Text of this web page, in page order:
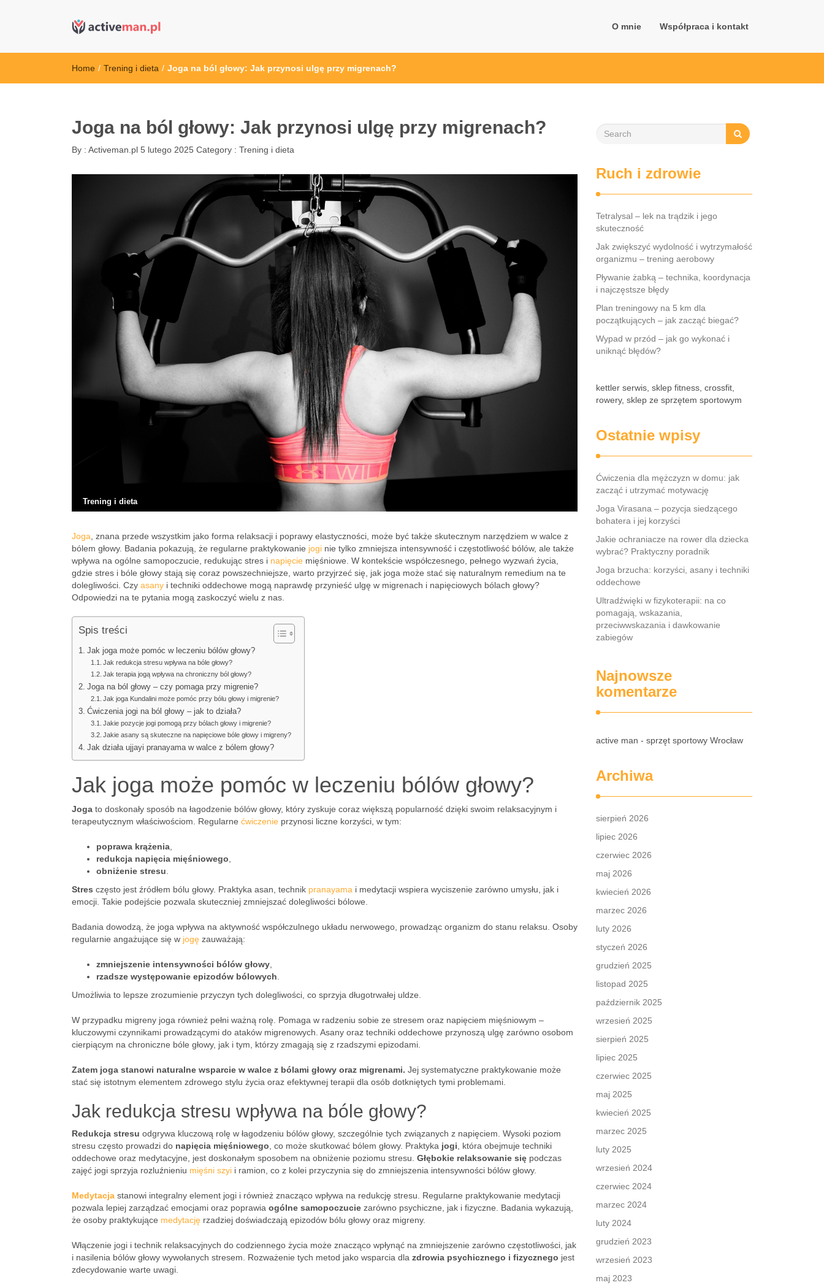
kettler serwis, sklep fitness, crossfit, rowery, sklep ze sprzętem sportowym
O mnie Współpraca i kontakt
Home / Trening i dieta / Joga na ból głowy: Jak przynosi ulgę przy migrenach?
Joga na ból głowy: Jak przynosi ulgę przy migrenach?
By : Activeman.pl 5 lutego 2025 Category : Trening i dieta
Trening i dieta
Joga , znana przede wszystkim jako forma relaksacji i poprawy elastyczności, może być także skutecznym narzędziem w walce z
bólem głowy. Badania pokazują, że regularne praktykowanie jogi nie tylko zmniejsza intensywność i częstotliwość bólów, ale także
wpływa na ogólne samopoczucie, redukując stres i napięcie mięśniowe. W kontekście współczesnego, pełnego wyzwań życia,
gdzie stres i bóle głowy stają się coraz powszechniejsze, warto przyjrzeć się, jak joga może stać się naturalnym remedium na te
dolegliwości. Czy asany i techniki oddechowe mogą naprawdę przynieść ulgę w migrenach i napięciowych bólach głowy?
Odpowiedzi na te pytania mogą zaskoczyć wielu z nas.
Spis treści
Jak joga może pomóc w leczeniu bólów głowy?
Jak redukcja stresu wpływa na bóle głowy?
Jak terapia jogą wpływa na chroniczny ból głowy?
Joga na ból głowy – czy pomaga przy migrenie?
Jak joga Kundalini może pomóc przy bólu głowy i migrenie?
Ćwiczenia jogi na ból głowy – jak to działa?
Jakie pozycje jogi pomogą przy bólach głowy i migrenie?
Jakie asany są skuteczne na napięciowe bóle głowy i migreny?
Jak działa ujjayi pranayama w walce z bólem głowy?
Jak joga może pomóc w leczeniu bólów głowy?
Joga to doskonały sposób na łagodzenie bólów głowy, który zyskuje coraz większą popularność dzięki swoim relaksacyjnym i
terapeutycznym właściwościom. Regularne ćwiczenie przynosi liczne korzyści, w tym:
poprawa krążenia
redukcja napięcia mięśniowego
obniżenie stresu
Stres często jest źródłem bólu głowy. Praktyka asan, technik pranayama i medytacji wspiera wyciszenie zarówno umysłu, jak i
emocji. Takie podejście pozwala skuteczniej zmniejszać dolegliwości bólowe.
Badania dowodzą, że joga wpływa na aktywność współczulnego układu nerwowego, prowadząc organizm do stanu relaksu. Osoby
regularnie angażujące się w jogę zauważają:
zmniejszenie intensywności bólów głowy
rzadsze występowanie epizodów bólowych
Umożliwia to lepsze zrozumienie przyczyn tych dolegliwości, co sprzyja długotrwałej uldze.
W przypadku migreny joga również pełni ważną rolę. Pomaga w radzeniu sobie ze stresem oraz napięciem mięśniowym –
kluczowymi czynnikami prowadzącymi do ataków migrenowych. Asany oraz techniki oddechowe przynoszą ulgę zarówno osobom
cierpiącym na chroniczne bóle głowy, jak i tym, którzy zmagają się z rzadszymi epizodami.
Zatem joga stanowi naturalne wsparcie w walce z bólami głowy oraz migrenami. Jej systematyczne praktykowanie może
stać się istotnym elementem zdrowego stylu życia oraz efektywnej terapii dla osób dotkniętych tymi problemami.
Jak redukcja stresu wpływa na bóle głowy?
Redukcja stresu odgrywa kluczową rolę w łagodzeniu bólów głowy, szczególnie tych związanych z napięciem. Wysoki poziom
stresu często prowadzi do napięcia mięśniowego , co może skutkować bólem głowy. Praktyka jogi , która obejmuje techniki
oddechowe oraz medytacyjne, jest doskonałym sposobem na obniżenie poziomu stresu. Głębokie relaksowanie się podczas
zajęć jogi sprzyja rozluźnieniu mięśni szyi i ramion, co z kolei przyczynia się do zmniejszenia intensywności bólów głowy.
Medytacja stanowi integralny element jogi i również znacząco wpływa na redukcję stresu. Regularne praktykowanie medytacji
pozwala lepiej zarządzać emocjami oraz poprawia ogólne samopoczucie zarówno psychiczne, jak i fizyczne. Badania wykazują,
że osoby praktykujące medytację rzadziej doświadczają epizodów bólu głowy oraz migreny.
Włączenie jogi i technik relaksacyjnych do codziennego życia może znacząco wpłynąć na zmniejszenie zarówno częstotliwości, jak
i nasilenia bólów głowy wywołanych stresem. Rozważenie tych metod jako wsparcia dla zdrowia psychicznego i fizycznego jest
zdecydowanie warte uwagi.
Ruch i zdrowie
Tetralysal – lek na trądzik i jego
skuteczność
Jak zwiększyć wydolność i wytrzymałość
organizmu – trening aerobowy
Pływanie żabką – technika, koordynacja
i najczęstsze błędy
Plan treningowy na 5 km dla
początkujących – jak zacząć biegać?
Wypad w przód – jak go wykonać i
uniknąć błędów?
kettler serwis, sklep fitness, crossfit,
rowery, sklep ze sprzętem sportowym
Ostatnie wpisy
Ćwiczenia dla mężczyzn w domu: jak
zacząć i utrzymać motywację
Joga Virasana – pozycja siedzącego
bohatera i jej korzyści
Jakie ochraniacze na rower dla dziecka
wybrać? Praktyczny poradnik
Joga brzucha: korzyści, asany i techniki
oddechowe
Ultradźwięki w fizykoterapii: na co
pomagają, wskazania,
przeciwwskazania i dawkowanie
zabiegów
Najnowsze
komentarze
active man - sprzęt sportowy Wrocław
Archiwa
sierpień 2026
lipiec 2026
czerwiec 2026
maj 2026
kwiecień 2026
marzec 2026
luty 2026
styczeń 2026
grudzień 2025
listopad 2025
październik 2025
wrzesień 2025
sierpień 2025
lipiec 2025
czerwiec 2025
maj 2025
kwiecień 2025
marzec 2025
luty 2025
wrzesień 2024
czerwiec 2024
marzec 2024
luty 2024
grudzień 2023
wrzesień 2023
maj 2023